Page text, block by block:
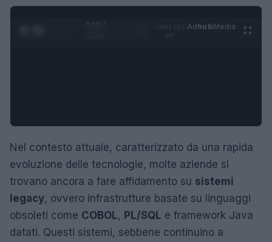
0:29 /
AdhubMedia
Nel contesto attuale, caratterizzato da una rapida
evoluzione delle tecnologie, molte aziende si
trovano ancora a fare affidamento su sistemi
legacy, ovvero infrastrutture basate su linguaggi
obsoleti come COBOL, PL/SQL e framework Java
datati. Questi sistemi, sebbene continuino a